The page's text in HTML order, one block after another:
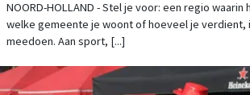
DICHTERBIJ DAN OOIT
NOORD-HOLLAND - Stel je voor: een regio waarin
welke gemeente je woont of hoeveel je verdient,
meedoen. Aan sport, [...]